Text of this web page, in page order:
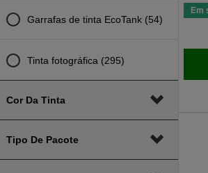
Garrafas de tinta EcoTank (54)
Tinta fotográfica (295)
Cor Da Tinta
Tipo De Pacote
Em